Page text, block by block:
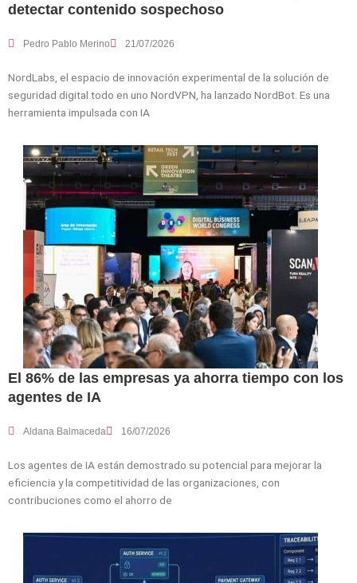
detectar contenido sospechoso
Pedro Pablo Merino 21/07/2026
NordLabs, el espacio de innovación experimental de la solución de
seguridad digital todo en uno NordVPN, ha lanzado NordBot. Es una
herramienta impulsada con IA
El 86% de las empresas ya ahorra tiempo con los
agentes de IA
Aldana Balmaceda 16/07/2026
Los agentes de IA están demostrado su potencial para mejorar la
eficiencia y la competitividad de las organizaciones, con
contribuciones como el ahorro de